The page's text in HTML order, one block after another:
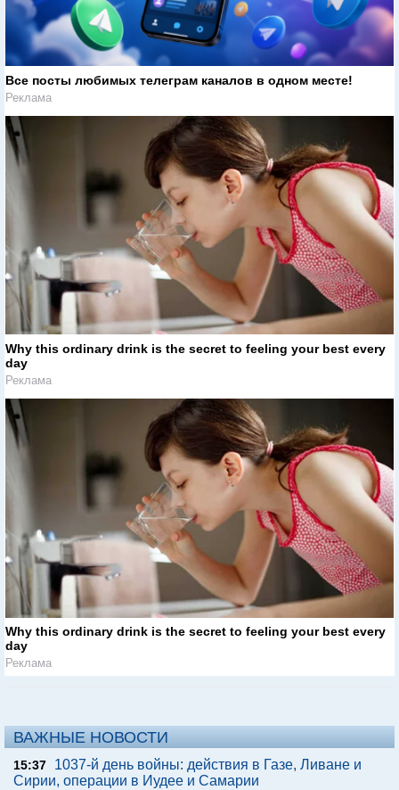
Все посты любимых телеграм каналов в одном месте!
Реклама
Why this ordinary drink is the secret to feeling your best every
day
Реклама
Why this ordinary drink is the secret to feeling your best every
day
Реклама
ВАЖНЫЕ НОВОСТИ
15:37
1037-й день войны: действия в Газе, Ливане и
Сирии, операции в Иудее и Самарии